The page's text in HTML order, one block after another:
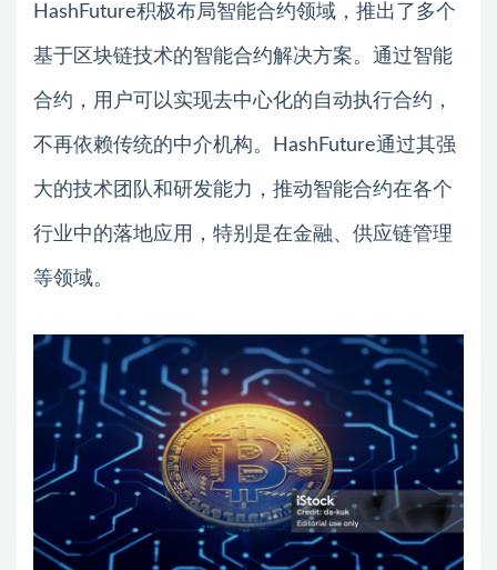
HashFuture积极布局智能合约领域，推出了多个
基于区块链技术的智能合约解决方案。通过智能
合约，用户可以实现去中心化的自动执行合约，
不再依赖传统的中介机构。HashFuture通过其强
大的技术团队和研发能力，推动智能合约在各个
行业中的落地应用，特别是在金融、供应链管理
等领域。